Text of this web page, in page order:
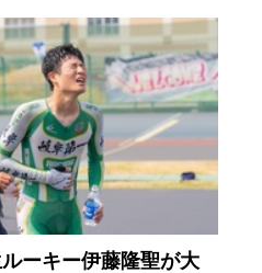
ーキー伊藤隆聖が大